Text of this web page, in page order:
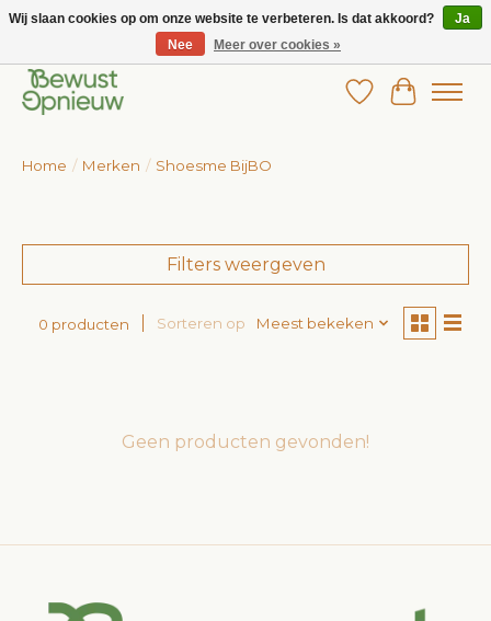
Wij bieden het grootste aanbod in betaalbare kinderkleding!
Verlanglijst
Home / Merken / Shoesme BijBO
Filters weergeven
0 producten Sorteren op Meest bekeken
Geen producten gevonden!
Wij slaan cookies op om onze website te verbeteren. Is dat akkoord?
Ja
Nee
Meer over cookies »